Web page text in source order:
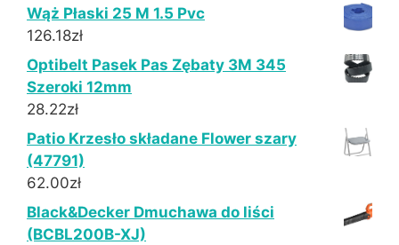
Wąż Płaski 25 M 1.5 Pvc
126.18zł
Optibelt Pasek Pas Zębaty 3M 345
Szeroki 12mm
28.22zł
Patio Krzesło składane Flower szary
(47791)
62.00zł
Black&Decker Dmuchawa do liści
(BCBL200B-XJ)